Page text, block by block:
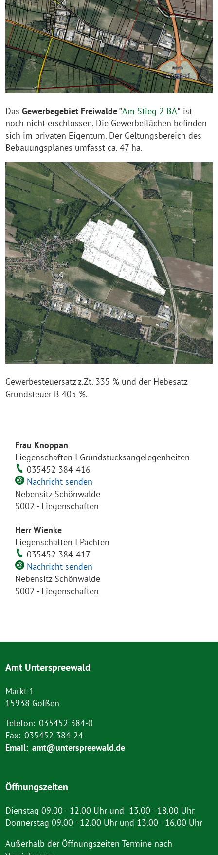
DasGewerbegebiet Freiwalde "Am Stieg 2 BA" ist
noch nicht erschlossen. Die Gewerbeflächen befinden
sich im privaten Eigentum. Der Geltungsbereich des
Bebauungsplanes umfasst ca. 47 ha.
Gewerbesteuersatz z.Zt. 335 % und der Hebesatz
Grundsteuer B 405 %.
Frau Knoppan
Liegenschaften I Grundstücksangelegenheiten
035452 384-416
Nachricht senden
Nebensitz Schönwalde
S002 - Liegenschaften
Herr Wienke
Liegenschaften I Pachten
035452 384-417
Nachricht senden
Nebensitz Schönwalde
S002 - Liegenschaften
Amt Unterspreewald
Markt 1
15938 Golßen
Telefon: 035452 384-0
Fax: 035452 384-24
Email: amt@unterspreewald.de
Öffnungszeiten
Dienstag 09.00 - 12.00 Uhr und 13.00 - 18.00 Uhr
Donnerstag 09.00 - 12.00 Uhr und 13.00 - 16.00 Uhr
Außerhalb der Öffnungszeiten Termine nach